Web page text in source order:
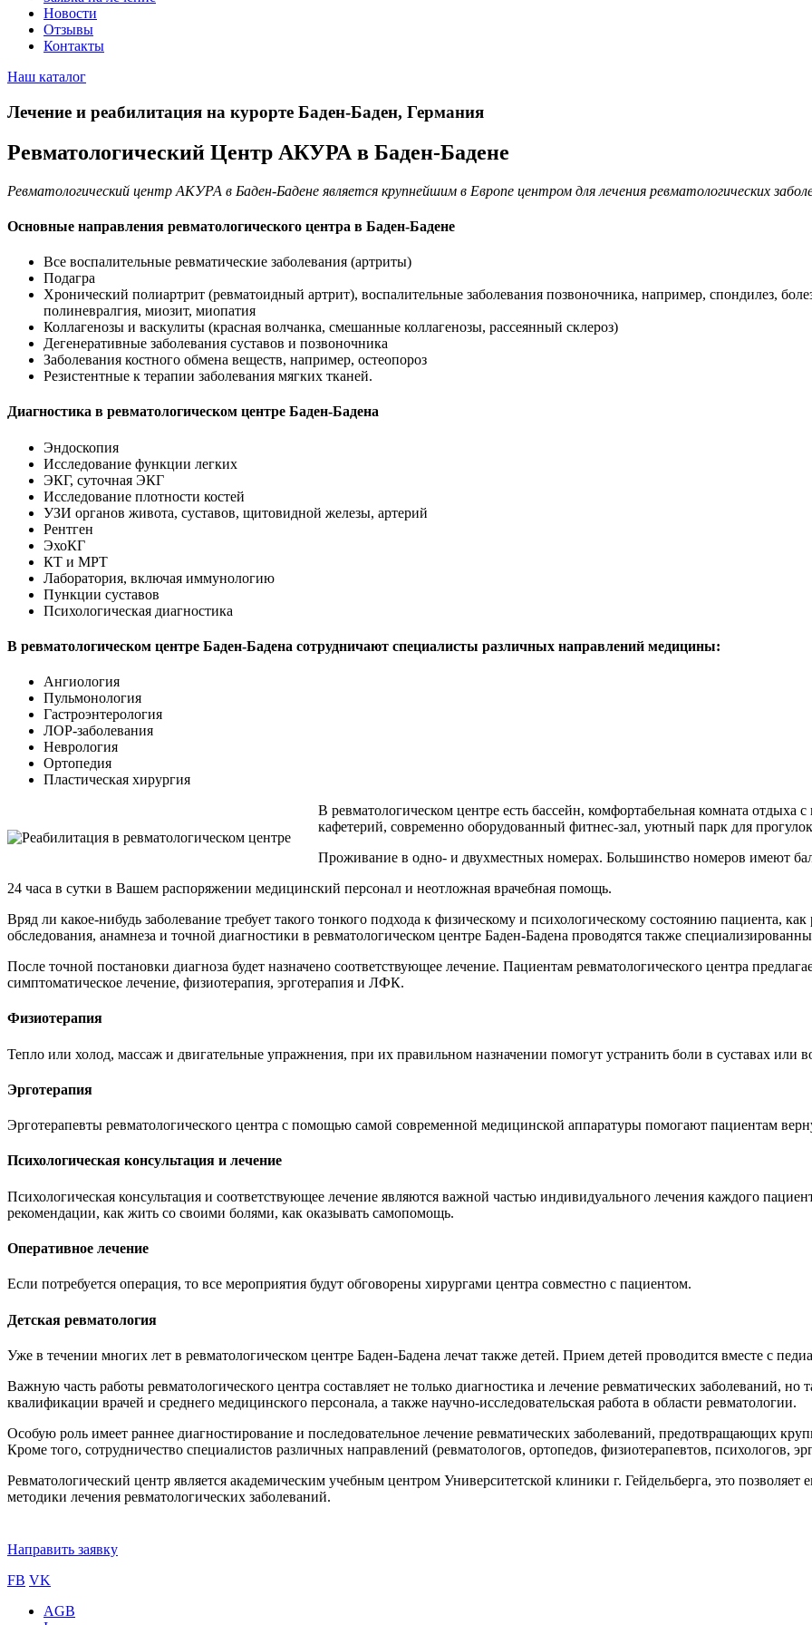
Новости
Отзывы
Контакты
Наш каталог
Лечение и реабилитация на курорте Баден-Баден, Германия
Ревматологический Центр АКУРА в Баден-Бадене
Ревматологический центр АКУРА в Баден-Бадене является крупнейшим в Европе центром для лечения ревматологических
Основные направления ревматологического центра в Баден-Бадене
Все воспалительные ревматические заболевания (артриты)
Подагра
Хронический полиартрит (ревматоидный артрит), воспалительные заболевания позвоночника, например, спондилез,
полиневралгия, миозит, миопатия
Коллагенозы и васкулиты (красная волчанка, смешанные коллагенозы, рассеянный склероз)
Дегенеративные заболевания суставов и позвоночника
Заболевания костного обмена веществ, например, остеопороз
Резистентные к терапии заболевания мягких тканей.
Диагностика в ревматологическом центре Баден-Бадена
Эндоскопия
Исследование функции легких
ЭКГ, суточная ЭКГ
Исследование плотности костей
УЗИ органов живота, суставов, щитовидной железы, артерий
Рентген
ЭхоКГ
КТ и МРТ
Лаборатория, включая иммунологию
Пункции суставов
Психологическая диагностика
В ревматологическом центре Баден-Бадена сотрудничают специалисты различных направлений медицины:
Ангиология
Пульмонология
Гастроэнтерология
ЛОР-заболевания
Неврология
Ортопедия
Пластическая хирургия
В ревматологическом центре есть бассейн, комфортабельная комната
кафетерий, современно оборудованный фитнес-зал, уютный парк для
Проживание в одно- и двухместных номерах. Большинство номеров имеют
24 часа в сутки в Вашем распоряжении медицинский персонал и неотложная врачебная помощь.
Вряд ли какое-нибудь заболевание требует такого тонкого подхода к физическому и психологическому состоянию пациента,
обследования, анамнеза и точной диагностики в ревматологическом центре Баден-Бадена проводятся также
После точной постановки диагноза будет назначено соответствующее лечение. Пациентам ревматологического центра
симптоматическое лечение, физиотерапия, эрготерапия и ЛФК.
Физиотерапия
Тепло или холод, массаж и двигательные упражнения, при их правильном назначении помогут устранить боли в суставах или
Эрготерапия
Эрготерапевты ревматологического центра с помощью самой современной медицинской аппаратуры помогают пациентам
Психологическая консультация и лечение
Психологическая консультация и соответствующее лечение являются важной частью индивидуального лечения каждого
рекомендации, как жить со своими болями, как оказывать самопомощь.
Oперативное лечение
Если потребуется операция, то все мероприятия будут обговорены хирургами центра совместно с пациентом.
Детская ревматология
Уже в течении многих лет в ревматологическом центре Баден-Бадена лечат также детей. Прием детей проводится вместе с
Важную часть работы ревматологического центра составляет не только диагностика и лечение ревматических заболеваний,
квалификации врачей и среднего медицинского персонала, а также научно-исследовательская работа в области ревматологии.
Особую роль имеет раннее диагностирование и последовательное лечение ревматических заболеваний, предотвращающих
Кроме того, сотрудничество специалистов различных направлений (ревматологов, ортопедов, физиотерапевтов, психологов,
Ревматологический центр является академическим учебным центром Университетской клиники г. Гейдельберга, это
методики лечения ревматологических заболеваний.
Направить заявку
FB VK
AGB